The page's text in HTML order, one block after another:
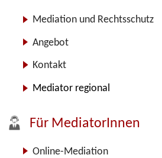
Mediation und Rechtsschutz
Angebot
Kontakt
Mediator regional
Für MediatorInnen
Online-Mediation